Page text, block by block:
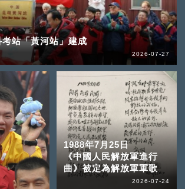
站「黃河站」建成
2026-07-27
1988年7月25日
《中國人民解放軍進行
曲》被定為解放軍軍歌
2026-07-24